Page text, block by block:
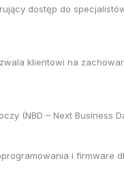
dostęp do
klientowi na
(NBD – Next Business
i firmware